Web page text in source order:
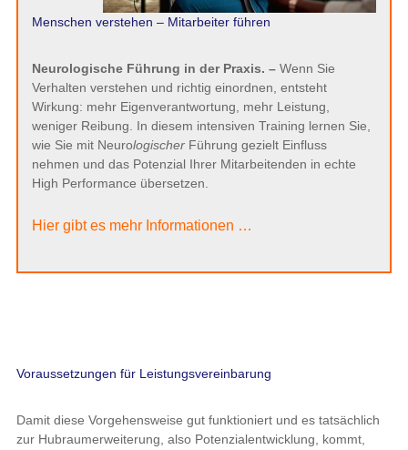
Menschen verstehen – Mitarbeiter führen
Neurologische Führung in der Praxis. – Wenn Sie
Verhalten verstehen und richtig einordnen, entsteht
Wirkung: mehr Eigenverantwortung, mehr Leistung,
weniger Reibung. In diesem intensiven Training lernen Sie,
wie Sie mit NeurologischerFührung gezielt Einfluss
nehmen und das Potenzial Ihrer Mitarbeitenden in echte
High Performance übersetzen.
Hier gibt es mehr Informationen …
Voraussetzungen für Leistungsvereinbarung
Damit diese Vorgehensweise gut funktioniert und es tatsächlich
zur Hubraumerweiterung, also Potenzialentwicklung, kommt,